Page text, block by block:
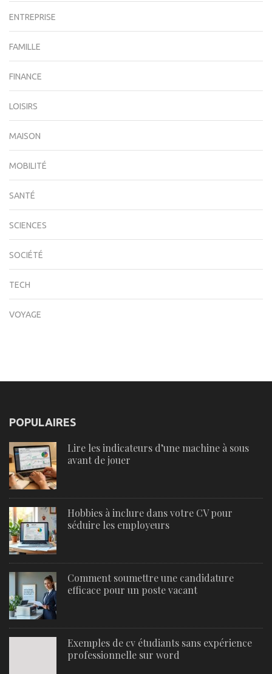
ENTREPRISE
FAMILLE
FINANCE
LOISIRS
MAISON
MOBILITÉ
SANTÉ
SCIENCES
SOCIÉTÉ
TECH
VOYAGE
POPULAIRES
Lire les indicateurs d’une machine à sous
avant de jouer
Hobbies à inclure dans votre CV pour
séduire les employeurs
Comment soumettre une candidature
efficace pour un poste vacant
Exemples de cv étudiants sans expérience
professionnelle sur word